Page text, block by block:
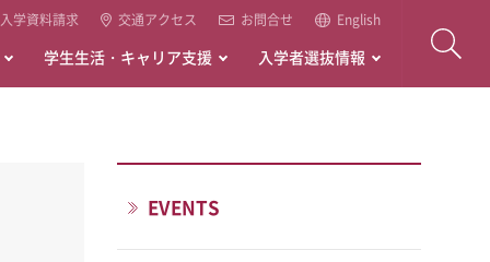
入学資料請求 交通アクセス お問合せ English
学生生活・キャリア支援 入学者選抜情報
EVENTS